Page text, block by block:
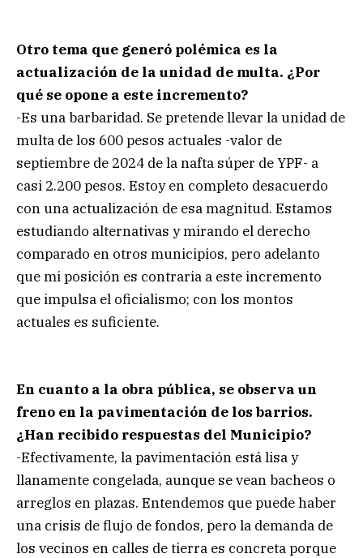
Otro tema que generó polémica es la
actualización de la unidad de multa. ¿Por
qué se opone a este incremento?
-Es una barbaridad. Se pretende llevar la unidad de
multa de los 600 pesos actuales -valor de
septiembre de 2024 de la nafta súper de YPF- a
casi 2.200 pesos. Estoy en completo desacuerdo
con una actualización de esa magnitud. Estamos
estudiando alternativas y mirando el derecho
comparado en otros municipios, pero adelanto
que mi posición es contraria a este incremento
que impulsa el oficialismo; con los montos
actuales es suficiente.
En cuanto a la obra pública, se observa un
freno en la pavimentación de los barrios.
¿Han recibido respuestas del Municipio?
-Efectivamente, la pavimentación está lisa y
llanamente congelada, aunque se vean bacheos o
arreglos en plazas. Entendemos que puede haber
una crisis de flujo de fondos, pero la demanda de
los vecinos en calles de tierra es concreta porque